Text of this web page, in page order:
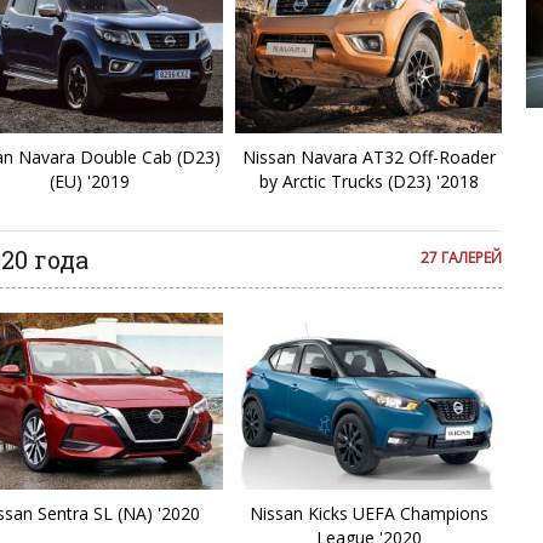
Navara Double Cab (D23)
(EU) '2019
Nissan Navara AT32 Off-Roader
by Arctic Trucks (D23) '2018
27 ГАЛЕРЕЙ
года
Sentra SL (NA) '2020
Nissan Kicks UEFA Champions
League '2020